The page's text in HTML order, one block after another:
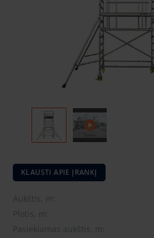
KLAUSTI APIE ĮRANKĮ
Aukštis, m:
Plotis, m:
Pasiekiamas aukštis, m: